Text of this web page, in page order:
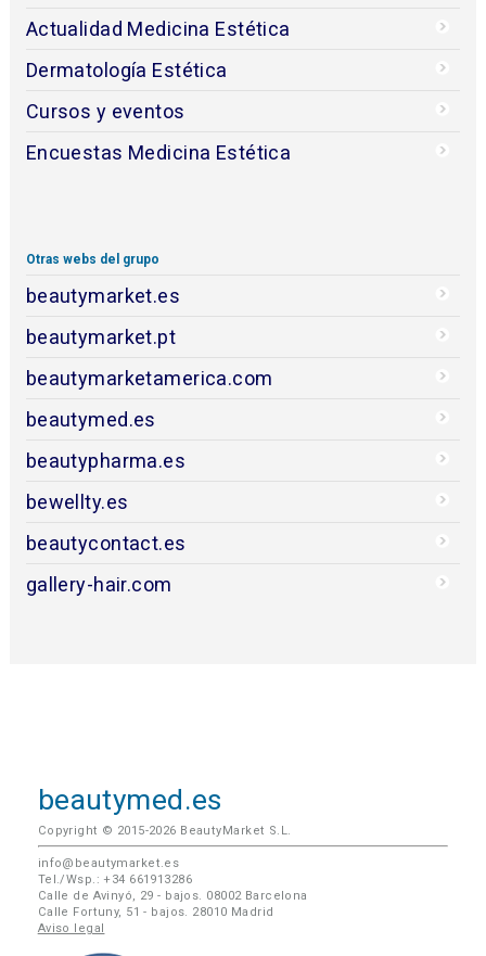
Actualidad Medicina Estética
Dermatología Estética
Cursos y eventos
Encuestas Medicina Estética
Otras webs del grupo
beautymarket.es
beautymarket.pt
beautymarketamerica.com
beautymed.es
beautypharma.es
bewellty.es
beautycontact.es
gallery-hair.com
beautymed.es
Copyright © 2015-2026 BeautyMarket S.L.
info@beautymarket.es
Tel./Wsp.: +34 661913286
Calle de Avinyó, 29 - bajos. 08002 Barcelona
Calle Fortuny, 51 - bajos. 28010 Madrid
Aviso legal